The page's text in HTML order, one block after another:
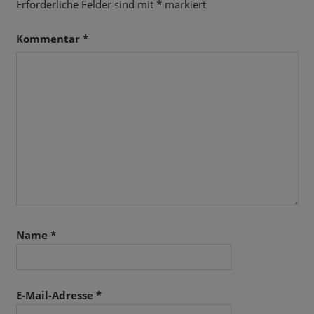
Erforderliche Felder sind mit *markiert
Kommentar *
Name *
E-Mail-Adresse *